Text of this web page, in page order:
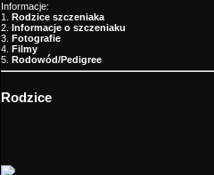
Informacje:
1. Rodzice szczeniaka
2. Informacje o szczeniaku
3. Fotografie
4. Filmy
5. Rodowód/Pedigree
Rodzice